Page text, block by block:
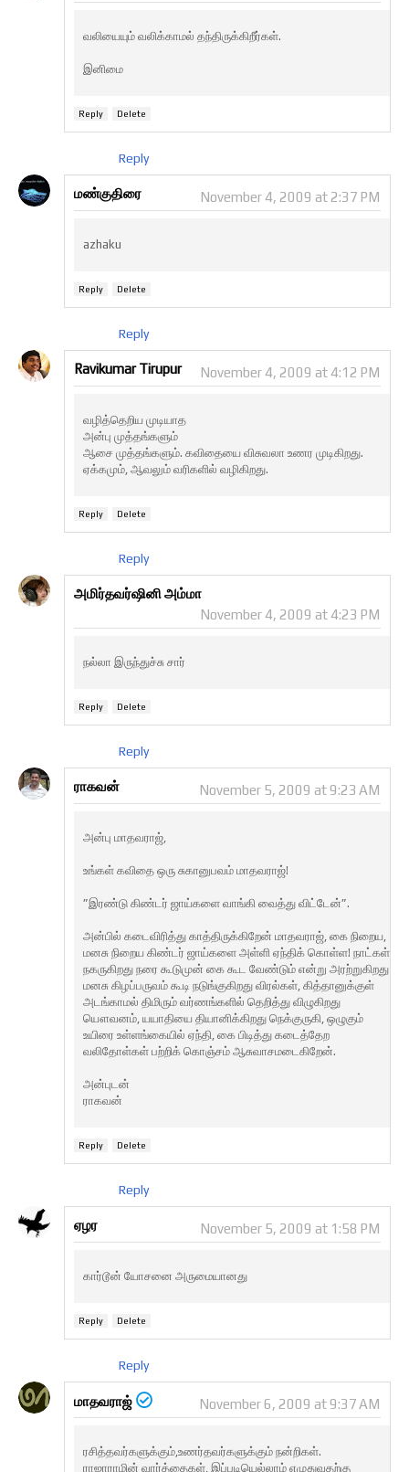
வலியையும் வலிக்காமல் தந்திருக்கிறீர்கள்.
இனிமை
Reply Delete
Reply
மண்குதிரை November 4, 2009 at 2:37 PM
azhaku
Reply Delete
Reply
Ravikumar Tirupur November 4, 2009 at 4:12 PM
வழித்தெறிய முடியாத
அன்பு முத்தங்களும்
ஆசை முத்தங்களும். கவிதையை விசுவலா உணர முடிகிறது.
ஏக்கமும், ஆவலும் வரிகளில் வழிகிறது.
Reply Delete
Reply
அமிர்தவர்ஷினி அம்மா
November 4, 2009 at 4:23 PM
நல்லா இருந்துச்சு சார்
Reply Delete
Reply
ராகவன் November 5, 2009 at 9:23 AM
அன்பு மாதவராஜ்,
உங்கள் கவிதை ஒரு சுகானுபவம் மாதவராஜ்!
”இரண்டு கிண்டர் ஜாய்களை வாங்கி வைத்து விட்டேன்”.
அன்பில் கடைவிரித்து காத்திருக்கிறேன் மாதவராஜ், கை நிறைய,
மனசு நிறைய கிண்டர் ஜாய்களை அள்ளி ஏந்திக் கொள்ள! நாட்கள்
நகருகிறது நரை கூடுமுன் கை கூட வேண்டும் என்று அரற்றுகிறது
மனசு கிழப்பருவம் கூடி நடுங்குகிறது விரல்கள், கித்தானுக்குள்
அடங்காமல் திமிரும் வர்ணங்களில் தெறித்து விழுகிறது
யௌவனம், யயாதியை தியானிக்கிறது நெக்குருகி, ஒழுகும்
உயிரை உள்ளங்கையில் ஏந்தி, கை பிடித்து கடைத்தேற
வலிதோள்கள் பற்றிக் கொஞ்சம் ஆசுவாசமடைகிறேன்.
அன்புடன்
ராகவன்
Reply Delete
Reply
ஏழர November 5, 2009 at 1:58 PM
கார்டூன் யோசனை அருமையானது
Reply Delete
Reply
மாதவராஜ் November 6, 2009 at 9:37 AM
ரசித்தவர்களுக்கும்,உணர்தவர்களுக்கும் நன்றிகள்.
ராஜாராமின் வார்த்தைகள், இப்படியெல்லாம் எழுதுவதற்கு